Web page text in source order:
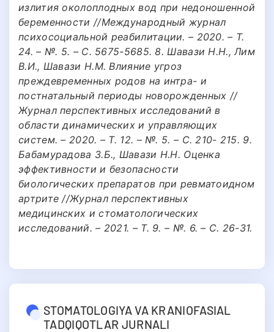
излития околоплодных вод при недоношенной
беременности //Международный журнал
психосоциальной реабилитации. – 2020. – Т.
24. – №. 5. – С. 5675-5685. 8. Шавази Н.Н., Лим
В.И., Шавази Н.М. Влияние угроз
преждевременных родов на интра- и
постнатальный периоды новорожденных //
Журнал перспективных исследований в
области динамических и управляющих
систем. – 2020. – Т. 12. – №. 5. – С. 210- 215. 9.
Бабамурадова З.Б., Шавази Н.Н. Оценка
эффективности и безопасности
биологических препаратов при ревматоидном
артрите //Журнал перспективных
медицинских и стоматологических
исследований. – 2021. – Т. 9. – №. 6. – С. 26-31.
STOMATOLOGIYA VA KRANIOFASIAL
TADQIQOTLAR JURNALI